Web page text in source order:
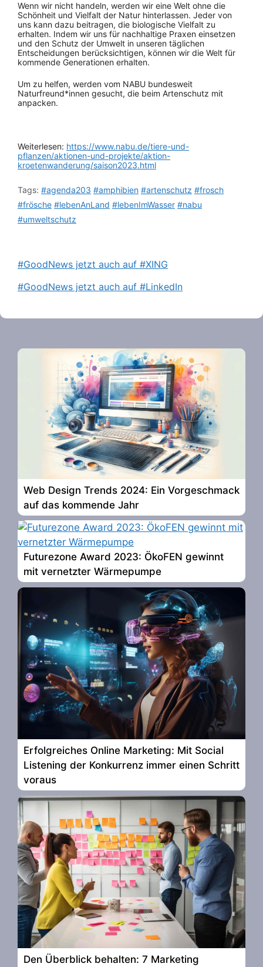
Wenn wir nicht handeln, werden wir eine Welt ohne die
Schönheit und Vielfalt der Natur hinterlassen. Jeder von
uns kann dazu beitragen, die biologische Vielfalt zu
erhalten. Indem wir uns für nachhaltige Praxen einsetzen
und den Schutz der Umwelt in unseren täglichen
Entscheidungen berücksichtigen, können wir die Welt für
kommende Generationen erhalten.
Um zu helfen, werden vom NABU bundesweit
Naturfreund*innen gesucht, die beim Artenschutz mit
anpacken.
Weiterlesen: https://www.nabu.de/tiere-und-
pflanzen/aktionen-und-projekte/aktion-
kroetenwanderung/saison2023.html
Tags: #agenda203 #amphibien #artenschutz #frosch
#frösche #lebenAnLand #lebenImWasser #nabu
#umweltschutz
#GoodNews jetzt auch auf #XING
#GoodNews jetzt auch auf #LinkedIn
Web Design Trends 2024: Ein Vorgeschmack
auf das kommende Jahr
Futurezone Award 2023: ÖkoFEN gewinnt
mit vernetzter Wärmepumpe
Erfolgreiches Online Marketing: Mit Social
Listening der Konkurrenz immer einen Schritt
voraus
Den Überblick behalten: 7 Marketing